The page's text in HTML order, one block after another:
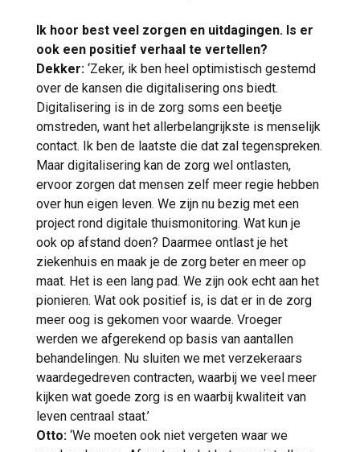
Ik hoor best veel zorgen en uitdagingen. Is er
ook een positief verhaal te vertellen?
Dekker: ‘Zeker, ik ben heel optimistisch gestemd
over de kansen die digitalisering ons biedt.
Digitalisering is in de zorg soms een beetje
omstreden, want het allerbelangrijkste is menselijk
contact. Ik ben de laatste die dat zal tegenspreken.
Maar digitalisering kan de zorg wel ontlasten,
ervoor zorgen dat mensen zelf meer regie hebben
over hun eigen leven. We zijn nu bezig met een
project rond digitale thuismonitoring. Wat kun je
ook op afstand doen? Daarmee ontlast je het
ziekenhuis en maak je de zorg beter en meer op
maat. Het is een lang pad. We zijn ook echt aan het
pionieren. Wat ook positief is, is dat er in de zorg
meer oog is gekomen voor waarde. Vroeger
werden we afgerekend op basis van aantallen
behandelingen. Nu sluiten we met verzekeraars
waardegedreven contracten, waarbij we veel meer
kijken wat goede zorg is en waarbij kwaliteit van
leven centraal staat.’
Otto: ‘We moeten ook niet vergeten waar we